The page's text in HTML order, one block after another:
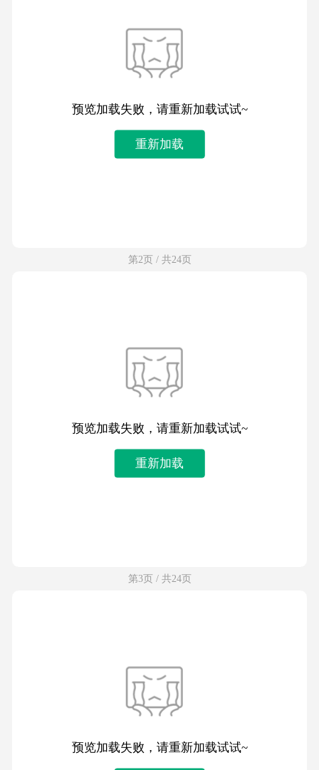
预览加载失败，请重新加载试试~
重新加载
第2页 / 共24页
预览加载失败，请重新加载试试~
重新加载
第3页 / 共24页
预览加载失败，请重新加载试试~